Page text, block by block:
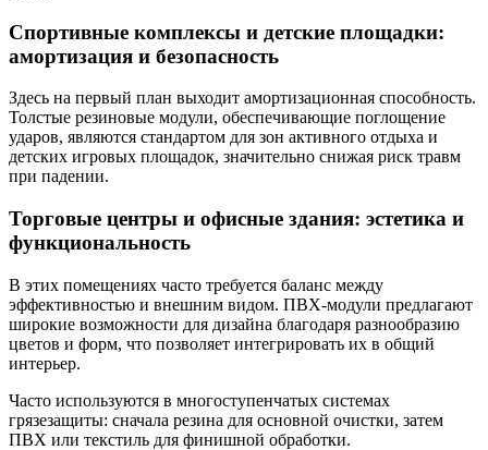
Спортивные комплексы и детские площадки:
амортизация и безопасность
Здесь на первый план выходит амортизационная способность.
Толстые резиновые модули, обеспечивающие поглощение
ударов, являются стандартом для зон активного отдыха и
детских игровых площадок, значительно снижая риск травм
при падении.
Торговые центры и офисные здания: эстетика и
функциональность
В этих помещениях часто требуется баланс между
эффективностью и внешним видом. ПВХ-модули предлагают
широкие возможности для дизайна благодаря разнообразию
цветов и форм, что позволяет интегрировать их в общий
интерьер.
Часто используются в многоступенчатых системах
грязезащиты: сначала резина для основной очистки, затем
ПВХ или текстиль для финишной обработки.